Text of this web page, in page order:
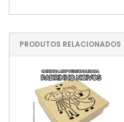
PRODUTOS RELACIONADOS